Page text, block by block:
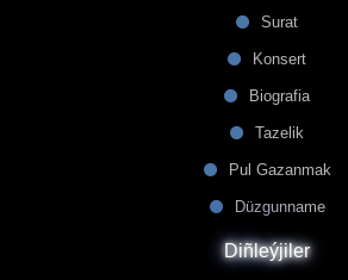
Surat
Konsert
Biografia
Tazelik
Pul Gazanmak
Düzgunname
Diñleýjiler